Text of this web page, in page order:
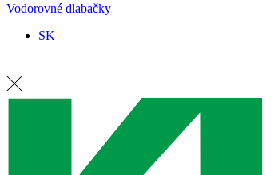
Vodorovné dlabačky
SK